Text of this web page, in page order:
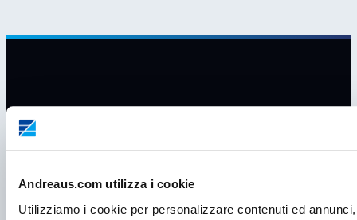
Andreaus.com utilizza i cookie
Utilizziamo i cookie per personalizzare contenuti ed